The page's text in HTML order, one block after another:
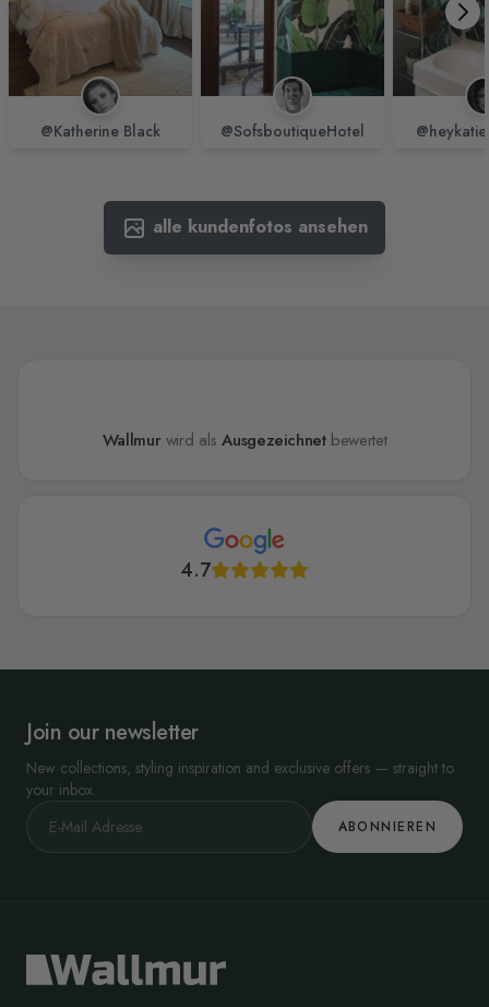
@Katherine Black @SofsboutiqueHotel
alle kundenfotos ansehen
Wallmur wird alsAusgezeichnetbewertet
4.7
Join our newsletter
New collections, styling inspiration and exclusive offers — straight to
your inbox.
ABONNIEREN